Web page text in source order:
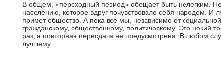
В общем, «переходный период» обещает быть нелегким.
населению, которое вдруг почувствовало себя народом. И
примет общество. А пока все мы, независимо от
гражданскому, общественному, политическому. Это некий
раз, а повторная пересдача не предусмотрена. В любом
лучшему.